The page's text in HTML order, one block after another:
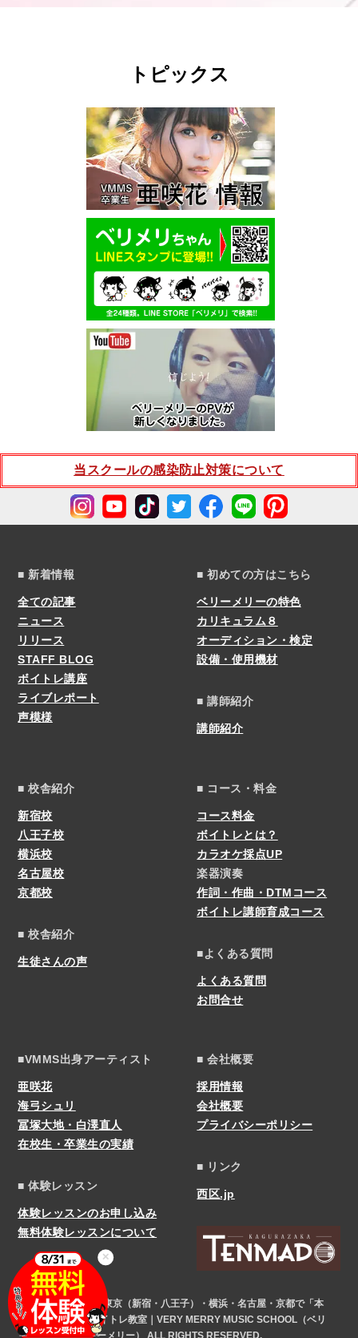
トピックス
当スクールの感染防止対策について
■ 新着情報
全ての記事
ニュース
リリース
STAFF BLOG
ボイトレ講座
ライブレポート
声模様
■ 初めての方はこちら
ベリーメリーの特色
カリキュラム８
オーディション・検定
設備・使用機材
■ 講師紹介
講師紹介
■ 校舎紹介
新宿校
八王子校
横浜校
名古屋校
京都校
■ 校舎紹介
生徒さんの声
■ コース・料金
コース料金
ボイトレとは？
カラオケ採点UP
楽器演奏
作詞・作曲・DTMコース
ボイトレ講師育成コース
■よくある質問
よくある質問
お問合せ
■VMMS出身アーティスト
亜咲花
海弓シュリ
冨塚大地・白澤直人
在校生・卒業生の実績
■ 体験レッスン
体験レッスンのお申し込み
無料体験レッスンについて
■ 会社概要
採用情報
会社概要
プライバシーポリシー
■ リンク
西区.jp
COPYRIGHT © 東京（新宿・八王子）・横浜・名古屋・京都で「本
気」になれるボイトレ教室｜VERY MERRY MUSIC SCHOOL（ベリ
ーメリー） ALL RIGHTS RESERVED.
✕